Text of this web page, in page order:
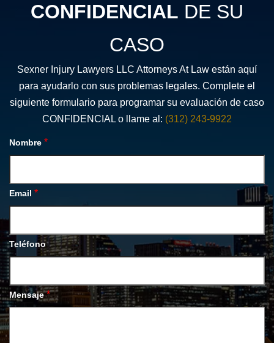
CONFIDENCIAL DE SU
CASO
Sexner Injury Lawyers LLC Attorneys At Law están aquí
para ayudarlo con sus problemas legales. Complete el
siguiente formulario para programar su evaluación de caso
CONFIDENCIAL o llame al: (312) 243-9922
Nombre *
Email *
Teléfono
Mensaje *